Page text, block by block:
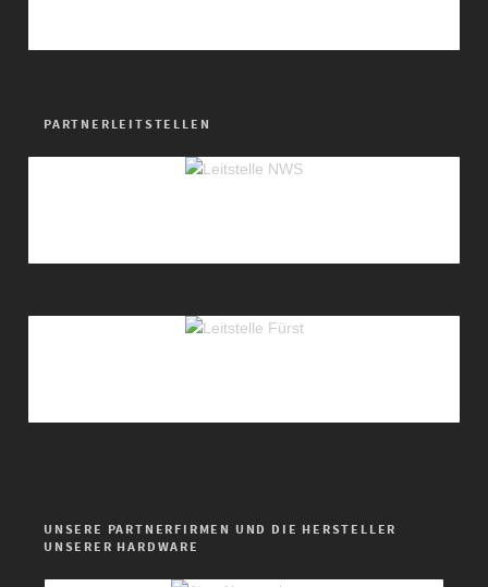
PARTNERLEITSTELLEN
UNSERE PARTNERFIRMEN UND DIE HERSTELLER
UNSERER HARDWARE